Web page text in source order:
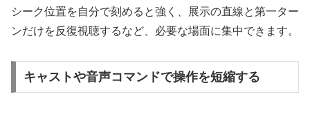
シーク位置を自分で刻めると強く、展示の直線と第一ター
ンだけを反復視聴するなど、必要な場面に集中できます。
キャストや音声コマンドで操作を短縮する